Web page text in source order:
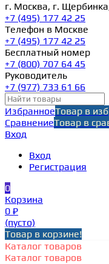
г. Москва, г.
+7 (495) 177 42 25
Телефон в Москве
+7 (495) 177 42 25
Бесплатный номер
+7 (800) 707 64 45
Руководитель
+7 (977) 733 61 66
ИзбранноеТовар в
СравнениеТовар в
Вход
Вход
Регистрация
0
Корзина
0 ₽
(пусто)
Товар в корзине!
Каталог товаров
Каталог товаров